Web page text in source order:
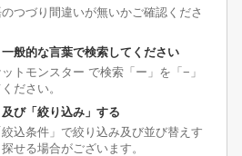
つづり間違いが無いかご確認くださ
般的な言葉で検索してください
モンスター で検索「ー」を「−」
ださい。
び「絞り込み」する
込条件」で絞り込み及び並び替えす
せる場合がございます。